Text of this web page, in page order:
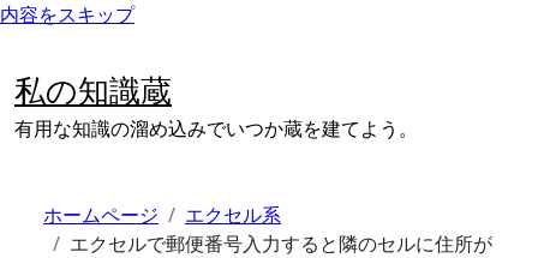
内容をスキップ
私の知識蔵
有用な知識の溜め込みでいつか蔵を建てよう。
ホームページ
エクセル系
エクセルで郵便番号入力すると隣のセルに住所が